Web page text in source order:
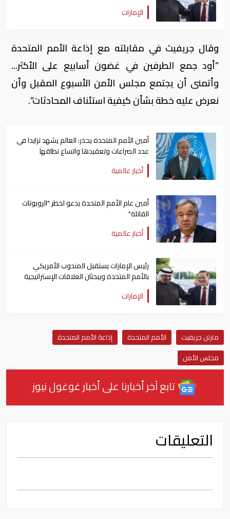
الإمارات
وقال جريفيث في مقابلته مع إذاعة الأمم المتحدة
”أود جمع الطرفين في غضون أسابيع على الأكثر...
وأتمنى أن يجتمع مجلس الأمن الأسبوع المقبل وأن
نعرض عليه خطة بشأن كيفية استئناف المحادثات“.
أمين الأمم المتحدة يحذر: العالم يشهد تزايدا في
عدد الصراعات وتعقيدها واتساع نطاقها
أخبار عالمية
أمين عام الأمم المتحدة يدعو لحظر "الروبوتات
القاتلة"
أخبار عالمية
رئيس الإمارات يستقبل المندوب الأمريكي
بالأمم المتحدة ويبحثان العلاقات الإستراتيجية
الإمارات
مارتن جريفيث الأمم المتحدة
إذاعة الأمم المتحدة
مجلس الأمن
تابع آخر أخبارنا على أخبار غوغول نيوز
التعليقات